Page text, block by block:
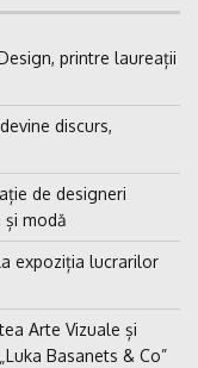
printre laureații
discurs,
de designeri
modă
expoziția lucrarilor
Arte Vizuale și
Basanets & Co”